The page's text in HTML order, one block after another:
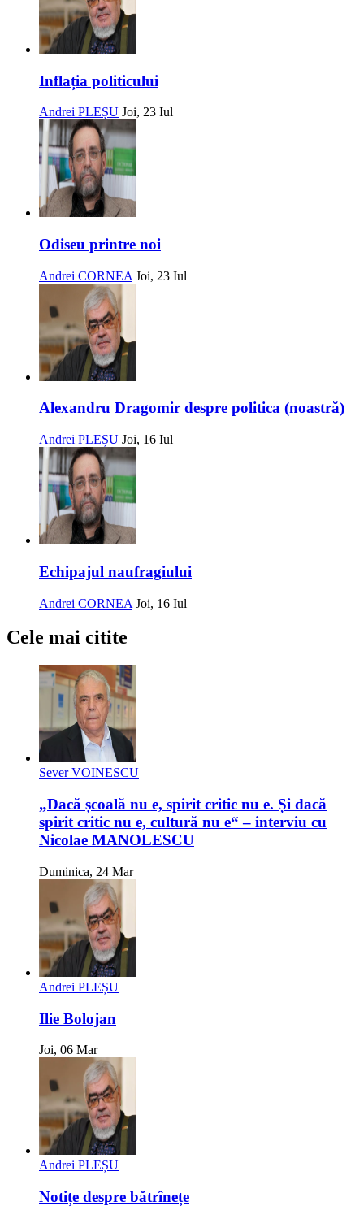
Inflația politicului
Andrei PLEȘU Joi, 23 Iul
Odiseu printre noi
Andrei CORNEA Joi, 23 Iul
Alexandru Dragomir despre politica (noastră)
Andrei PLEȘU Joi, 16 Iul
Echipajul naufragiului
Andrei CORNEA Joi, 16 Iul
Cele mai citite
Sever VOINESCU
„Dacă școală nu e, spirit critic nu e. Și dacă
spirit critic nu e, cultură nu e“ – interviu cu
Nicolae MANOLESCU
Duminica, 24 Mar
Andrei PLEȘU
Ilie Bolojan
Joi, 06 Mar
Andrei PLEȘU
Notițe despre bătrînețe